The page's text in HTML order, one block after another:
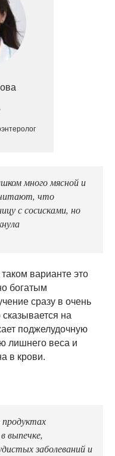
много мясной и
что
с сосисками, но
варианте это
богатым
сразу в очень
на
поджелудочную
лишнего веса и
в крови.
выпечке,
заболеваний и